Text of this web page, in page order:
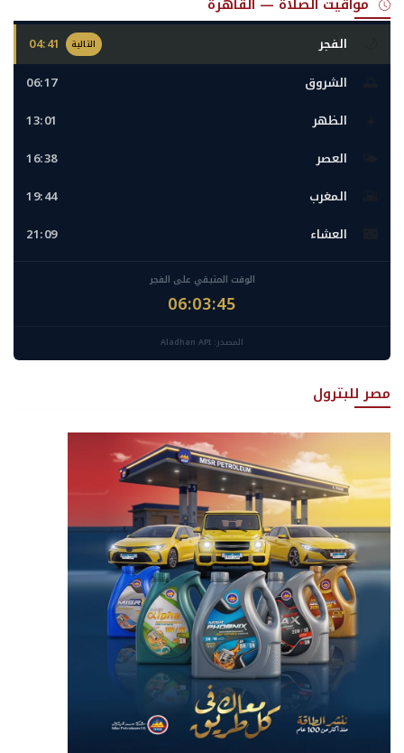
الفجر التالية 04:41
الشروق 06:17
الظهر 13:01
العصر 16:38
المغرب 19:44
العشاء 21:09
الوقت المتبقي على الفجر
06:03:43
المصدر: Aladhan API
مصر للبترول